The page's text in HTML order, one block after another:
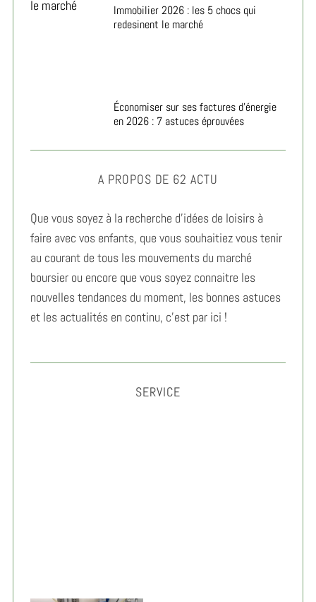
Immobilier 2026 : les 5 chocs qui
redesinent le marché
Économiser sur ses factures d’énergie
en 2026 : 7 astuces éprouvées
A PROPOS DE 62 ACTU
Que vous soyez à la recherche d’idées de loisirs à
faire avec vos enfants, que vous souhaitiez vous tenir
au courant de tous les mouvements du marché
boursier ou encore que vous soyez connaitre les
nouvelles tendances du moment, les bonnes astuces
et les actualités en continu, c’est par ici !
SERVICE